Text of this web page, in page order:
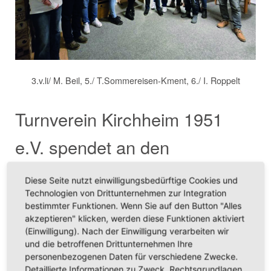
3.v.li/ M. Beil, 5./ T.Sommereisen-Kment, 6./ I. Roppelt
Turnverein Kirchheim 1951
e.V. spendet an den
Förderverein der Dr. Karl-
Kroiß-Schule Würzburg
Vor­sit­zen­de Tini Som­mer­ei­sen-Kment begrüß­te bei der Weih­
nachts­fei­er des Turn­ver­ein Kirch­heim über 90 akti­ve Tur­ne­rin­
nen und Tur­ner. Die ein­zel­nen Abtei­lun­gen sind vom Klein-
Diese Seite nutzt einwilligungsbedürftige Cookies und
Technologien von Drittunternehmen zur Integration
bestimmter Funktionen. Wenn Sie auf den Button "Alles
akzeptieren" klicken, werden diese Funktionen aktiviert
(Einwilligung). Nach der Einwilligung verarbeiten wir
und die betroffenen Drittunternehmen Ihre
personenbezogenen Daten für verschiedene Zwecke.
Detaillierte Informationen zu Zweck, Rechtsgrundlagen,